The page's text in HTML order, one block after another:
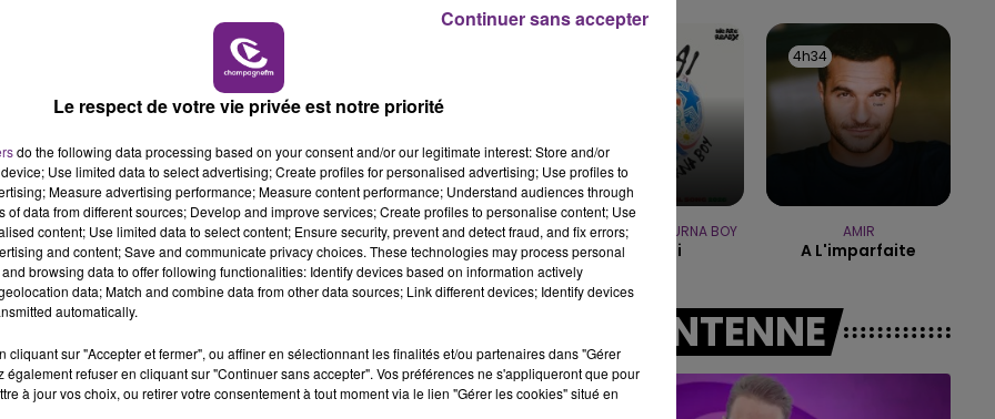
10h00 - 14h00
LE TICKET DE CAISSE
VENEZ FÊTER CE WEEK-END
L'ANNIVERSAIRE DE WOINIC
Ce samedi 8 août sera un grand jour :
l'anniversaire du plus gros sanglier du monde.
Une fête est donc organisée et vous êtes tous
SHAKIRA FEAT. BURNA BOY
Dai Dai
4h34
4h34
AMIR
A L'imparfaite
A L'ANTENNE
Le respect de votre vie privée est notre priorité
do the following data processing based on your consent and/or our legitimate interest: Store and/or
Use limited data to select advertising; Create profiles for personalised advertising; Use profiles to
Measure advertising performance; Measure content performance; Understand audiences through
of data from different sources; Develop and improve services; Create profiles to personalise content; Use
content; Use limited data to select content; Ensure security, prevent and detect fraud, and fix errors;
and content; Save and communicate privacy choices. These technologies may process personal
browsing data to offer following functionalities: Identify devices based on information actively
data; Match and combine data from other data sources; Link different devices; Identify devices
automatically.
cliquant sur "Accepter et fermer", ou affiner en sélectionnant les finalités et/ou partenaires dans "Gérer
également refuser en cliquant sur "Continuer sans accepter". Vos préférences ne s'appliqueront que pour
à jour vos choix, ou retirer votre consentement à tout moment via le lien "Gérer les cookies" situé en
Continuer sans accepter